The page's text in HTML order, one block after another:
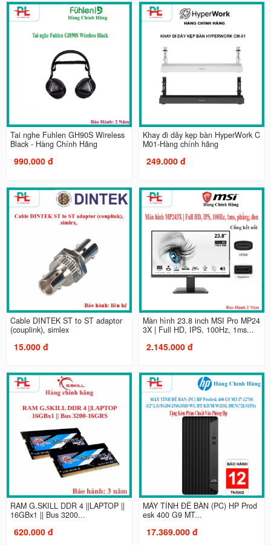
Tai nghe Fuhlen GH90S Wireless
Black - Hàng Chính Hãng
990.000 đ
Khay đi dây kẹp bàn HyperWork C
M01-Hàng chính hãng
249.000 đ
Cable DINTEK ST to ST adaptor
(couplink), simlex
15.000 đ
Màn hình 23.8 inch MSI Pro MP24
3X | Full HD, IPS, 100Hz, 1ms...
2.145.000 đ
RAM G.SKILL DDR 4 ||LAPTOP ||
16GBx1 || Bus 3200...
620.000 đ
MÁY TÍNH ĐỂ BÀN (PC) HP Prod
esk 400 G9 MT...
17.369.000 đ